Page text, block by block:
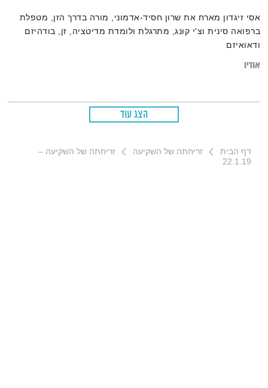
אסי זיגדון מארח את שרון חסיד-אדמוני, מורה בדרך הזן, מטפלת
ברפואה סינית וצ'י קונג, מתרגלת ולומדת מדיטציה, זן, בודהיזם
ודאואיזם
אודיו
הצג עוד
דף הבית זריחתה של השקיעה
זריחתה של השקיעה –
22.1.19